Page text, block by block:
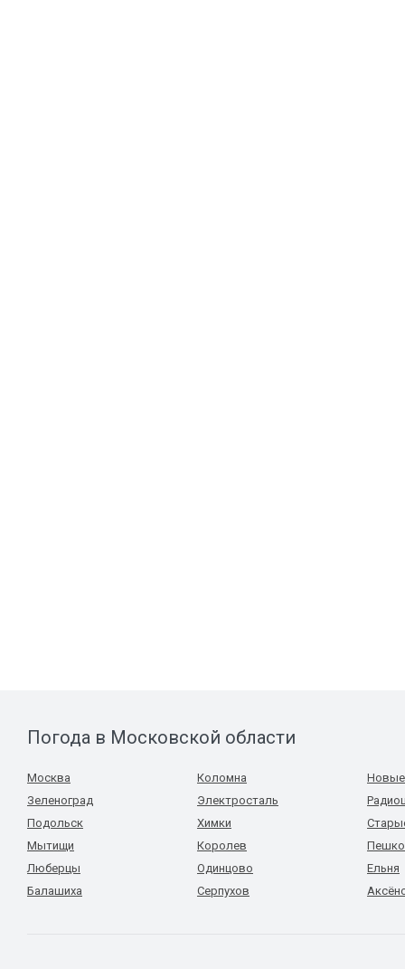
Погода в Московской области
Москва
Зеленоград
Подольск
Мытищи
Люберцы
Балашиха
Коломна
Электросталь
Химки
Королев
Одинцово
Серпухов
Новые
Ельня